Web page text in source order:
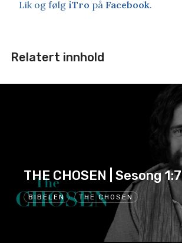
Lik og følg iTro på Facebook.
Relatert innhold
BIBELEN THE CHOSEN
THE CHOSEN | Sesong 1:7